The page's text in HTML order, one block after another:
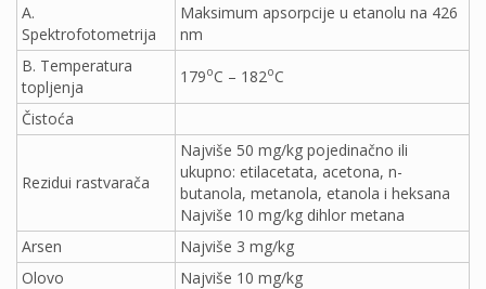
A.
Spektrofotometrija
Maksimum apsorpcije u etanolu na 426
nm
B. Temperatura
topljenja
179oC – 182oC
Čistoća
Rezidui rastvarača
Najviše 50 mg/kg pojedinačno ili
ukupno: etilacetata, acetona, n-
butanola, metanola, etanola i heksana
Najviše 10 mg/kg dihlor metana
Arsen
Najviše 3 mg/kg
Olovo
Najviše 10 mg/kg